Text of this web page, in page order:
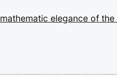
mathematic elegance of the